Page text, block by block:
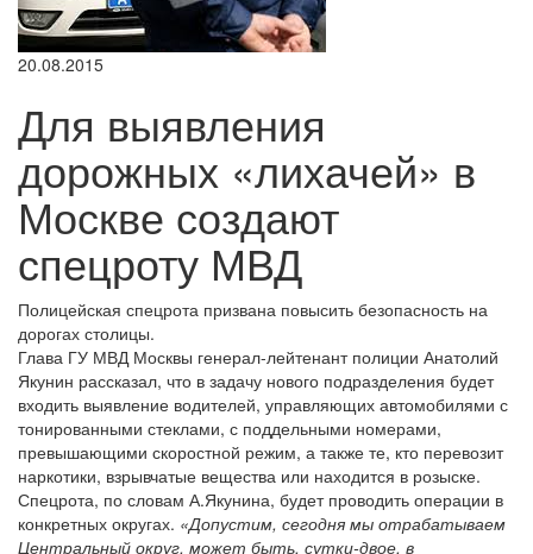
20.08.2015
Для выявления
дорожных «лихачей» в
Москве создают
спецроту МВД
Полицейская спецрота призвана повысить безопасность на
дорогах столицы.
Глава ГУ МВД Москвы генерал-лейтенант полиции Анатолий
Якунин рассказал, что в задачу нового подразделения будет
входить выявление водителей, управляющих автомобилями с
тонированными стеклами, с поддельными номерами,
превышающими скоростной режим, а также те, кто перевозит
наркотики, взрывчатые вещества или находится в розыске.
Спецрота, по словам А.Якунина, будет проводить операции в
конкретных округах. «Допустим, сегодня мы отрабатываем
Центральный округ, может быть, сутки-двое, в